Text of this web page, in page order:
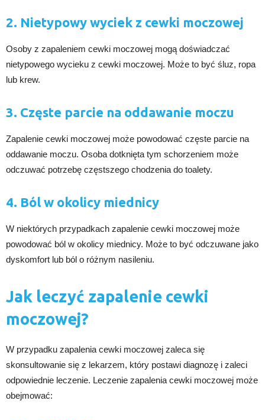
2. Nietypowy wyciek z cewki moczowej
Osoby z zapaleniem cewki moczowej mogą doświadczać
nietypowego wycieku z cewki moczowej. Może to być śluz, ropa
lub krew.
3. Częste parcie na oddawanie moczu
Zapalenie cewki moczowej może powodować częste parcie na
oddawanie moczu. Osoba dotknięta tym schorzeniem może
odczuwać potrzebę częstszego chodzenia do toalety.
4. Ból w okolicy miednicy
W niektórych przypadkach zapalenie cewki moczowej może
powodować ból w okolicy miednicy. Może to być odczuwane jako
dyskomfort lub ból o różnym nasileniu.
Jak leczyć zapalenie cewki
moczowej?
W przypadku zapalenia cewki moczowej zaleca się
skonsultowanie się z lekarzem, który postawi diagnozę i zaleci
odpowiednie leczenie. Leczenie zapalenia cewki moczowej może
obejmować: